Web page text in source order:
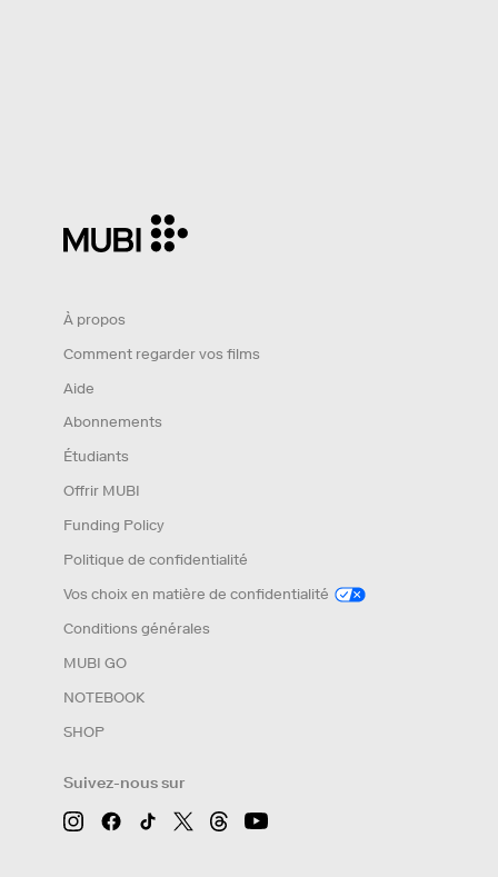
Suivez-nous sur
À propos
Comment regarder vos films
Aide
Abonnements
Étudiants
Offrir MUBI
Funding Policy
Politique de confidentialité
Vos choix en matière de confidentialité
Conditions générales
MUBI GO
NOTEBOOK
SHOP